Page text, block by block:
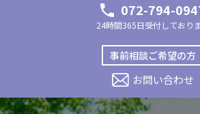
072-794-
24時間365日受付しており
事前相談ご希望の方
お問い合わせ